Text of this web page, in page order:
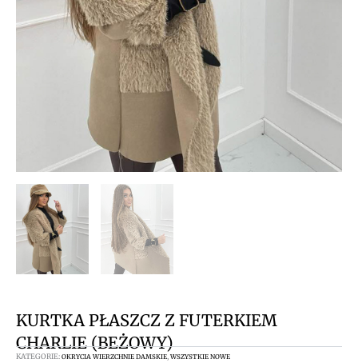
KURTKA PŁASZCZ Z FUTERKIEM
CHARLIE (BEŻOWY)
KATEGORIE: OKRYCIA WIERZCHNIE DAMSKIE WSZYSTKIE NOWE